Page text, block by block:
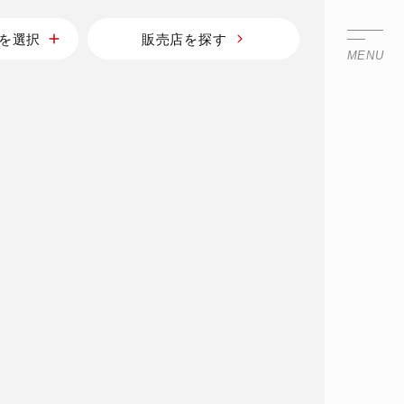
MENU
選択 販売店を探す